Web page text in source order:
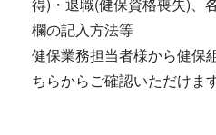
欄の記入方法等
健保業務担当者様から健保
ちらからご確認いただけます